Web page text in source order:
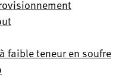
faible teneur en soufre